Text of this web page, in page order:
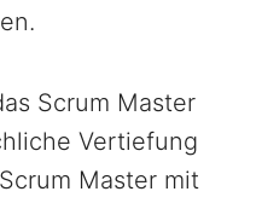
Scrum Master
Vertiefung
Master mit